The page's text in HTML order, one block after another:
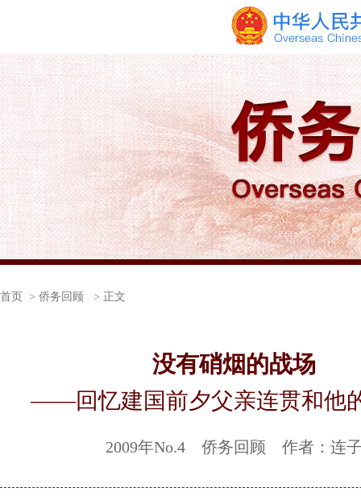
首页 > 侨务回顾 > 正文
没有硝烟的战场
——回忆建国前夕父亲连贯和他
2009年No.4 侨务回顾 作者：连